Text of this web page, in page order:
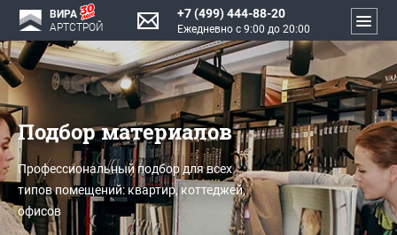
ВИРА
АРТСТРОЙ
+7 (499) 444-88-20
Ежедневно с 9:00 до 20:00
Подбор материалов
Профессиональный подбор для всех
типов помещений: квартир, коттеджей,
офисов